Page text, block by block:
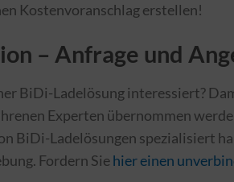
Kostenvoranschlag erstellen!
– Anfrage und
BiDi-Ladelösung interessiert?
Experten übernommen
BiDi-Ladelösungen spezialisiert
Fordern Siehier einen